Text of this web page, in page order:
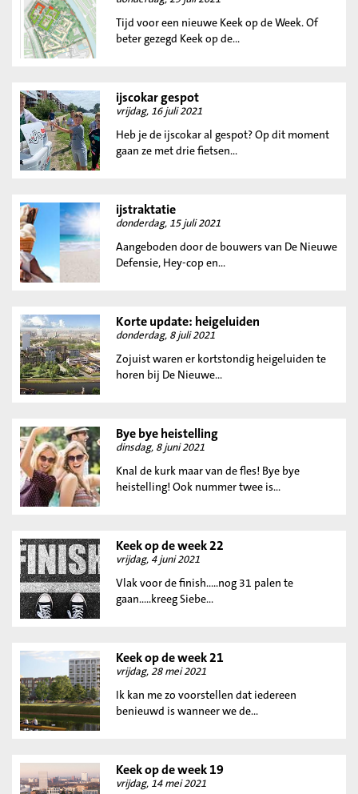
Tijd voor een nieuwe Keek op de Week. Of
beter gezegd Keek op de...
ijscokar gespot
vrijdag, 16 juli 2021
Heb je de ijscokar al gespot? Op dit moment
gaan ze met drie fietsen...
ijstraktatie
donderdag, 15 juli 2021
Aangeboden door de bouwers van De Nieuwe
Defensie, Hey-cop en...
Korte update: heigeluiden
donderdag, 8 juli 2021
Zojuist waren er kortstondig heigeluiden te
horen bij De Nieuwe...
Bye bye heistelling
dinsdag, 8 juni 2021
Knal de kurk maar van de fles! Bye bye
heistelling! Ook nummer twee is...
Keek op de week 22
vrijdag, 4 juni 2021
Vlak voor de finish.....nog 31 palen te
gaan.....kreeg Siebe...
Keek op de week 21
vrijdag, 28 mei 2021
Ik kan me zo voorstellen dat iedereen
benieuwd is wanneer we de...
Keek op de week 19
vrijdag, 14 mei 2021